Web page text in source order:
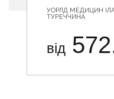
УОРЛД МЕДИЦИН
ТУРЕЧЧИНА
від